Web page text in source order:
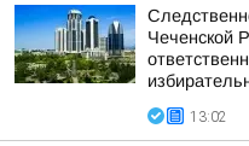
Чеченской
13:02